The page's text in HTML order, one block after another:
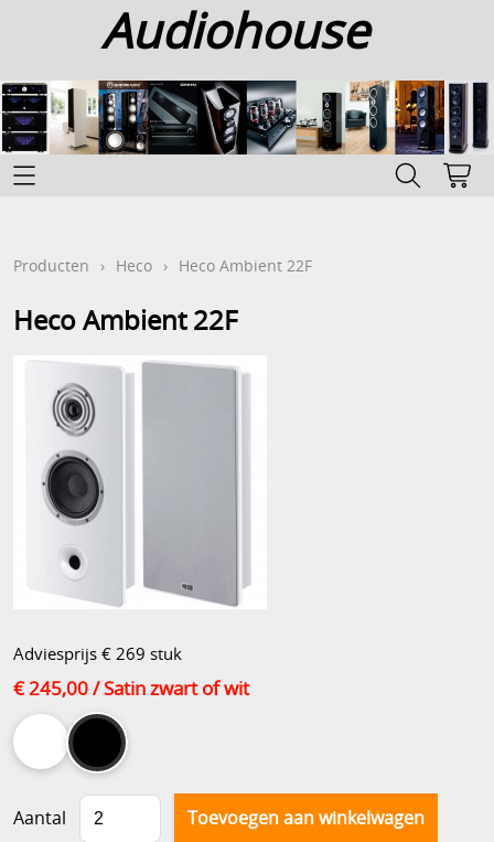
Audiohouse
Producten › Heco › Heco Ambient 22F
Heco Ambient 22F
Adviesprijs € 269 stuk
€ 245,00/ Satin zwart of wit
Aantal